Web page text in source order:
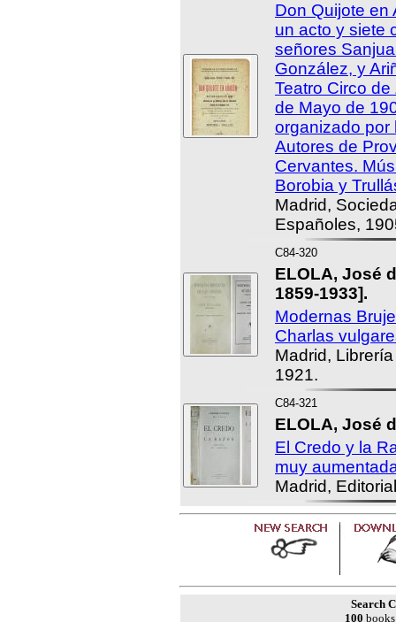
Don Quijote en
un acto y siete
señores
González, y
Teatro Circo
de Mayo de
organizado por
Autores de
Cervantes.
Borobia y
Madrid,
Españoles,
C84-320
ELOLA, José
1859-1933].
Modernas
Charlas
Madrid,
1921.
C84-321
ELOLA, José
El Credo y la
muy
Madrid,
Search
100